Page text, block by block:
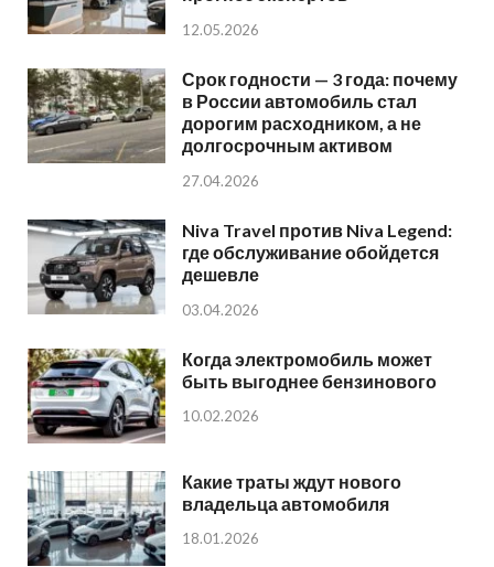
12.05.2026
Срок годности — 3 года: почему
в России автомобиль стал
дорогим расходником, а не
долгосрочным активом
27.04.2026
Niva Travel против Niva Legend:
где обслуживание обойдется
дешевле
03.04.2026
Когда электромобиль может
быть выгоднее бензинового
10.02.2026
Какие траты ждут нового
владельца автомобиля
18.01.2026